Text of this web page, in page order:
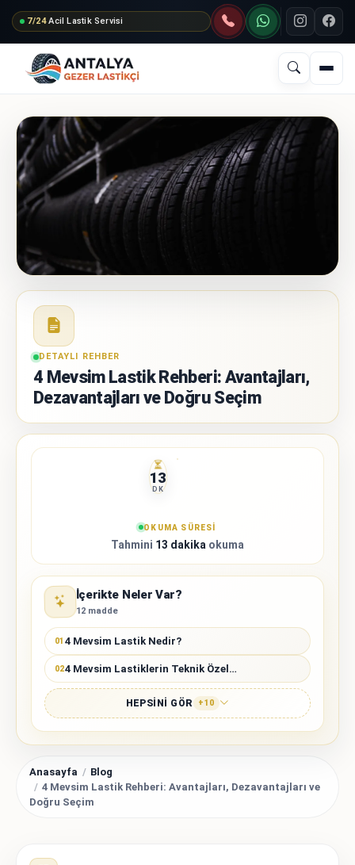
7/24Acil Lastik Servisi INSTAGRAM
DETAYLI REHBER
4 Mevsim Lastik Rehberi: Avantajları,
Dezavantajları ve Doğru Seçim
13
DK
OKUMA SÜRESI
Tahmini 13 dakika okuma
İçerikte Neler Var?
12 madde
01 4 Mevsim Lastik Nedir?
02 4 Mevsim Lastiklerin Teknik Özellikleri
HEPSINI GÖR +10
Anasayfa
Blog
4 Mevsim Lastik Rehberi: Avantajları, Dezavantajları ve
Doğru Seçim